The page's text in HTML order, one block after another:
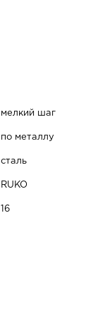
мелкий шаг
по металлу
сталь
RUKO
16